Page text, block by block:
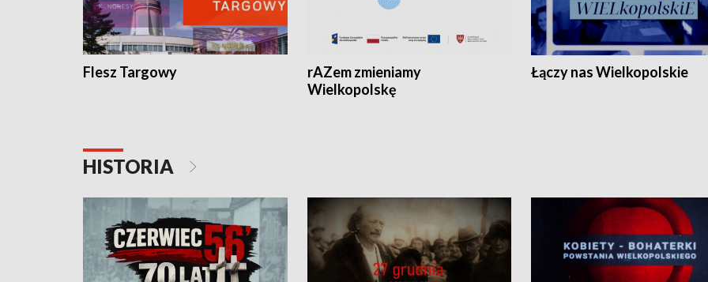
Flesz Targowy
rAZem zmieniamy
Wielkopolskę
Łączy nas Wielkopolskie
HISTORIA